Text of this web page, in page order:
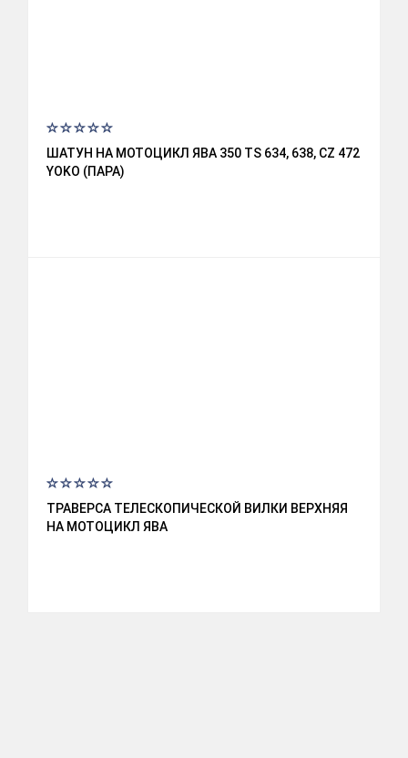
ШАТУН НА МОТОЦИКЛ ЯВА 350 TS 634, 638, CZ 472
YOKO (ПАРА)
ТРАВЕРСА ТЕЛЕСКОПИЧЕСКОЙ ВИЛКИ ВЕРХНЯЯ
НА МОТОЦИКЛ ЯВА